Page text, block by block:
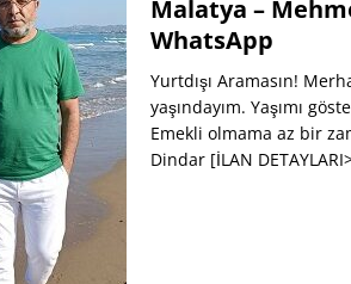
Malatya –
WhatsApp
Yurtdışı Aramasın!
yaşındayım. Yaşımı
Emekli olmama az bir
Dindar [İLAN